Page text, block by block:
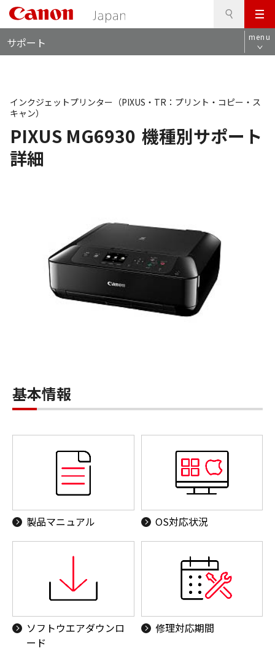
メ
ニ
ュ
サポート menu
PIXUS MG6930 機種別サポート
詳細
インクジェットプリンター（PIXUS・TR：プリント・コピー・ス
キャン）
基本情報
製品マニュアル OS対応状況
ソフトウエアダウンロ
ード
修理対応期間